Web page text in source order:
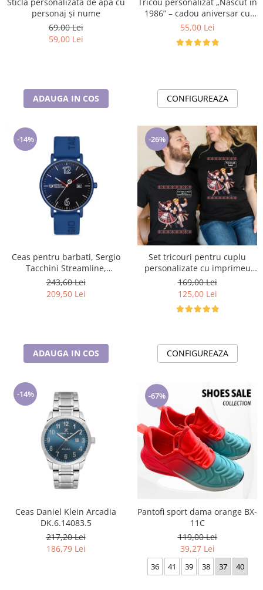
personaj și nume
69,00 Lei
59,00 Lei
ADAUGA IN COS
1986” – cadou aniversar cu
mesaj amuzant
55,00 Lei
CONFIGUREAZA
-14%
Ceas pentru barbati, Sergio
Tacchini Streamline,
ST.1.10116.2
243,60 Lei
209,50 Lei
ADAUGA IN COS
-26%
Set tricouri pentru cuplu
personalizate cu imprimeu
traditional Mandruta faina
VD24453
169,00 Lei
125,00 Lei
CONFIGUREAZA
-14%
Ceas Daniel Klein Arcadia
DK.6.14083.5
217,20 Lei
186,79 Lei
-67%
Pantofi sport dama orange BX-
11C
119,00 Lei
39,27 Lei
36 41 39 38 37 40